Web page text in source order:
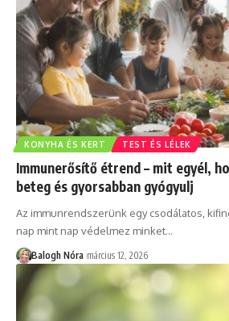
KONYHA ÉS KERT TEST ÉS LÉLEK
Immunerősítő étrend – mit egyél,
beteg és gyorsabban gyógyulj
Az immunrendszerünk egy csodálatos,
nap mint nap védelmez minket…
Balogh Nóra március 12, 2026